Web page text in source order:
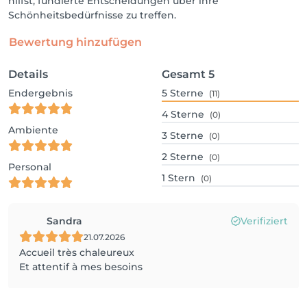
Schönheitsbedürfnisse zu treffen.
Bewertung hinzufügen
Details
Endergebnis
Ambiente
Personal
Gesamt 5
5 Sterne (11)
4 Sterne (0)
3 Sterne (0)
2 Sterne (0)
1 Stern (0)
Sandra Verifiziert
21.07.2026
Accueil très chaleureux
Et attentif à mes besoins